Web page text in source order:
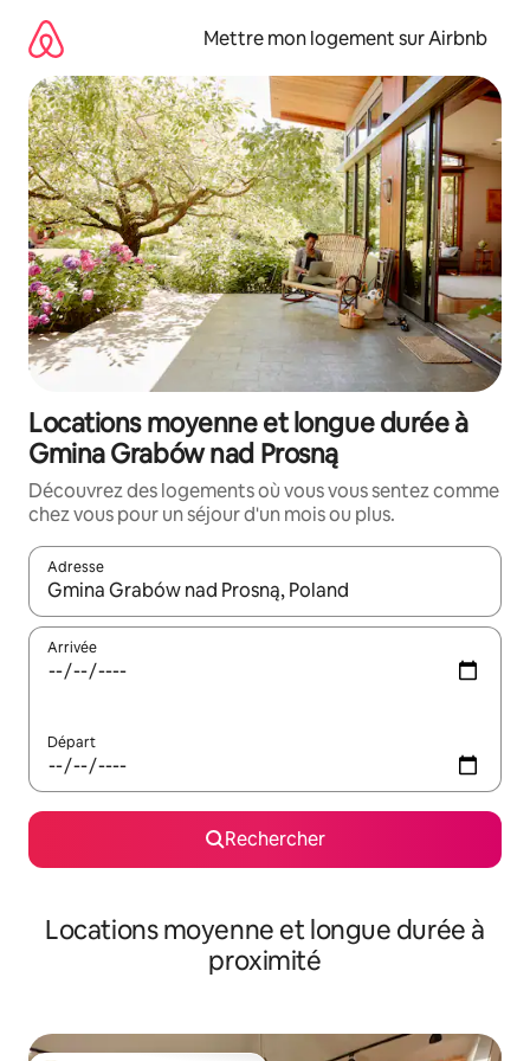
directement
contenu
Mettre mon logement sur Airbnb
Locations moyenne et longue durée à
Gmina Grabów nad Prosną
Découvrez des logements où vous vous sentez comme
chez vous pour un séjour d'un mois ou plus.
Adresse
Lorsque les résultats s'affichent, utilisez les flèches vers le
Arrivée
Départ
Rechercher
Locations moyenne et longue durée à
proximité